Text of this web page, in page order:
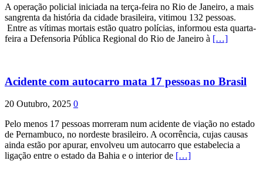
A operação policial iniciada na terça-feira no Rio de Janeiro, a mais
sangrenta da história da cidade brasileira, vitimou 132 pessoas.
Entre as vítimas mortais estão quatro polícias, informou esta quarta-
feira a Defensoria Pública Regional do Rio de Janeiro à […]
Acidente com autocarro mata 17 pessoas no Brasil
20 Outubro, 2025 0
Pelo menos 17 pessoas morreram num acidente de viação no estado
de Pernambuco, no nordeste brasileiro. A ocorrência, cujas causas
ainda estão por apurar, envolveu um autocarro que estabelecia a
ligação entre o estado da Bahia e o interior de […]